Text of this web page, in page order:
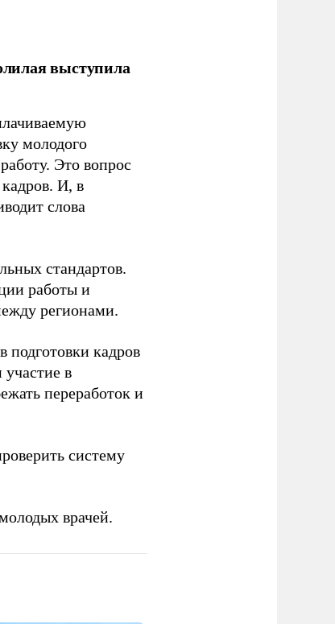
выступила
молодого
Это вопрос
И, в
слова
стандартов.
работы и
регионами.
подготовки кадров
в
переработок и
систему
врачей.